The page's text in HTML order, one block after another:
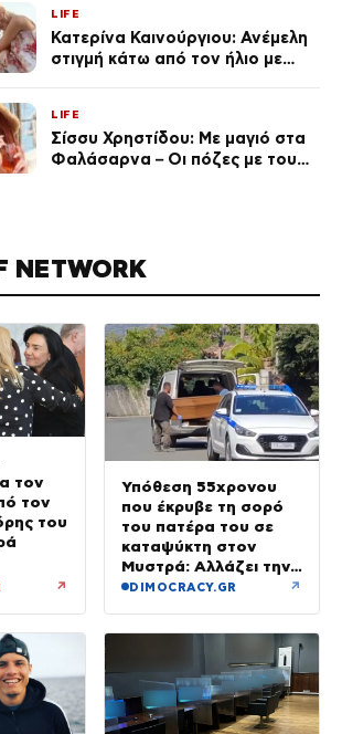
LIFE
Κατερίνα Καινούργιου: Ανέμελη
στιγμή κάτω από τον ήλιο με
LIFE
Σίσσυ Χρηστίδου: Με μαγιό στα
Φαλάσαρνα – Οι πόζες με τους
NETWORK
τον
τον
του
↗
Υπόθεση 55χρονου
που έκρυβε τη σορό
του πατέρα του σε
καταψύκτη στον
Μυστρά: Αλλάζει την
υπερασπιστική του
DIMOCRACY.GR ↗